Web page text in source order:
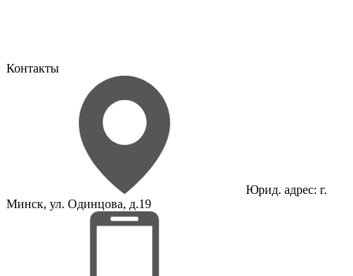
Контакты
Юрид. адрес: г.
Минск, ул. Одинцова, д.19